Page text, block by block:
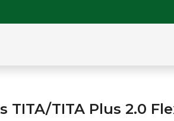
TITA/TITA Plus 2.0